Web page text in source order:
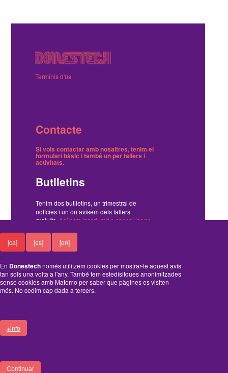
[ca] [es] [en]
En Donestechnomés utilitzem cookies per mostrar-te aquest avís
tan sols una volta a l'any. També fem estedísitques anonimitzades
sense cookies amb Matomo per saber que pàgines es visiten
més. No cedim cap dada a tercers.
+info
Continuar
Terminis d'ús
Contacte
Si vols contactar amb nosaltres, tenim el
formulari bàsic i tambéun per tallers i
activitats.
Butlletins
Tenim dos butlletins, un trimestral de
notícies i un on avisem dels tallers
gratuïts. Ací pots inscriure't o cancel·lar-ne
Funciona amb el Drupal